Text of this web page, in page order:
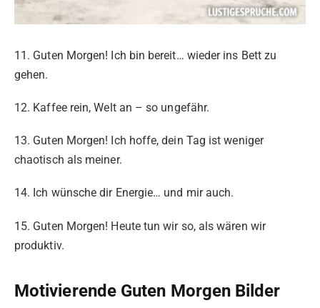
11. Guten Morgen! Ich bin bereit… wieder ins Bett zu
gehen.
12. Kaffee rein, Welt an – so ungefähr.
13. Guten Morgen! Ich hoffe, dein Tag ist weniger
chaotisch als meiner.
14. Ich wünsche dir Energie… und mir auch.
15. Guten Morgen! Heute tun wir so, als wären wir
produktiv.
Motivierende Guten Morgen Bilder